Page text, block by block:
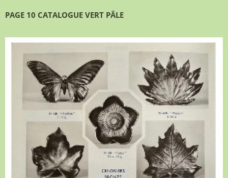
PAGE 10 CATALOGUE VERT PÂLE